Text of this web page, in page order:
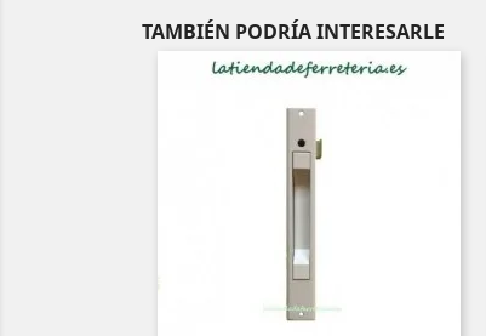
TAMBIÉN PODRÍA INTERESARLE